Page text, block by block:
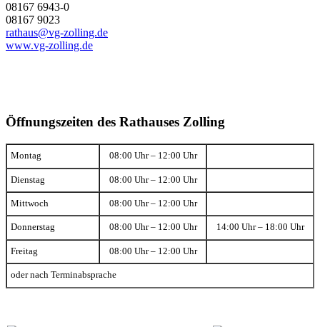
08167 6943-0
08167 9023
rathaus@vg-zolling.de
www.vg-zolling.de
Öffnungszeiten des Rathauses Zolling
Montag 08:00 Uhr – 12:00 Uhr
Dienstag 08:00 Uhr – 12:00 Uhr
Mittwoch 08:00 Uhr – 12:00 Uhr
Donnerstag 08:00 Uhr – 12:00 Uhr 14:00 Uhr – 18:00 Uhr
Freitag 08:00 Uhr – 12:00 Uhr
oder nach Terminabsprache